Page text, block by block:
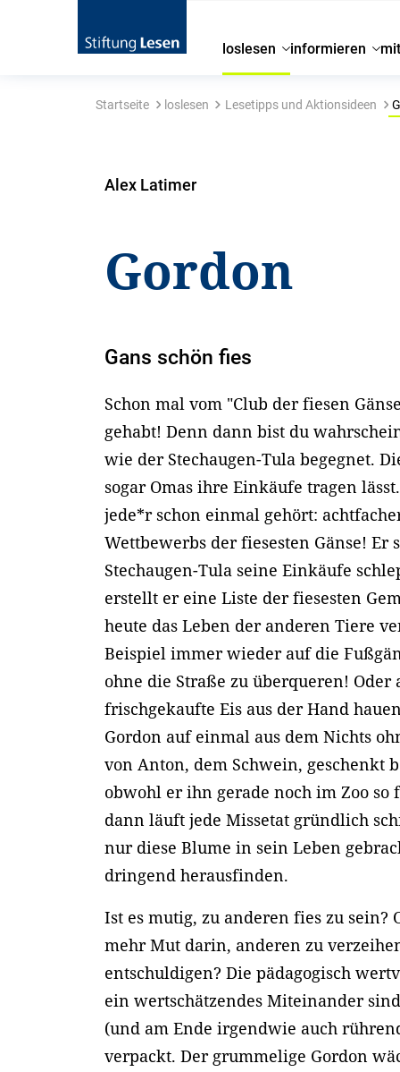
loslesen informieren
Startseite loslesen Lesetipps und Aktionsideen
Alex Latimer
Gordon
Gans schön fies
Schon mal vom "Club der fiesen
gehabt! Denn dann bist du
wie der Stechaugen-Tula begegnet.
sogar Omas ihre Einkäufe tragen
jede*r schon einmal gehört:
Wettbewerbs der fiesesten Gänse! Er
Stechaugen-Tula seine Einkäufe
erstellt er eine Liste der fiesesten
heute das Leben der anderen Tiere
Beispiel immer wieder auf die
ohne die Straße zu überqueren! Oder
frischgekaufte Eis aus der Hand
Gordon auf einmal aus dem Nichts
von Anton, dem Schwein, geschenkt
obwohl er ihn gerade noch im Zoo so
dann läuft jede Missetat gründlich
nur diese Blume in sein Leben
dringend herausfinden.
Ist es mutig, zu anderen fies zu sein?
mehr Mut darin, anderen zu
entschuldigen? Die pädagogisch
ein wertschätzendes Miteinander
(und am Ende irgendwie auch
verpackt. Der grummelige Gordon